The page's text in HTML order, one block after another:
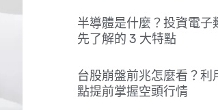
半導體是什麼？投資電子
先了解的 3 大特點
台股崩盤前兆怎麼看？利
點提前掌握空頭行情